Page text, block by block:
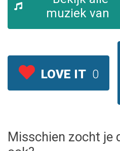
muziek van
LOVE IT 0
Misschien zocht je